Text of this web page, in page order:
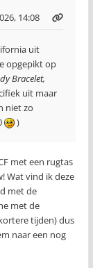
14:08
uit
opgepikt op
Bracelet,
uit maar
niet zo
)
met een rugtas
Wat vind ik deze
met de
met de
tijden) dus
naar een nog